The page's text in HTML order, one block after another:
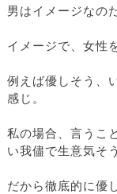
男はイメージなの
イメージで、女性
例えば優しそう、
感じ。
私の場合、言うこ
い我儘で生意気そ
だから徹底的に優